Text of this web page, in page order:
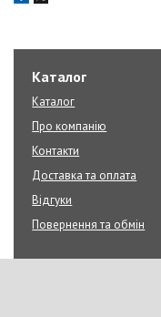
Каталог
Каталог
Про компанію
Контакти
Доставка та оплата
Відгуки
Повернення та обмін